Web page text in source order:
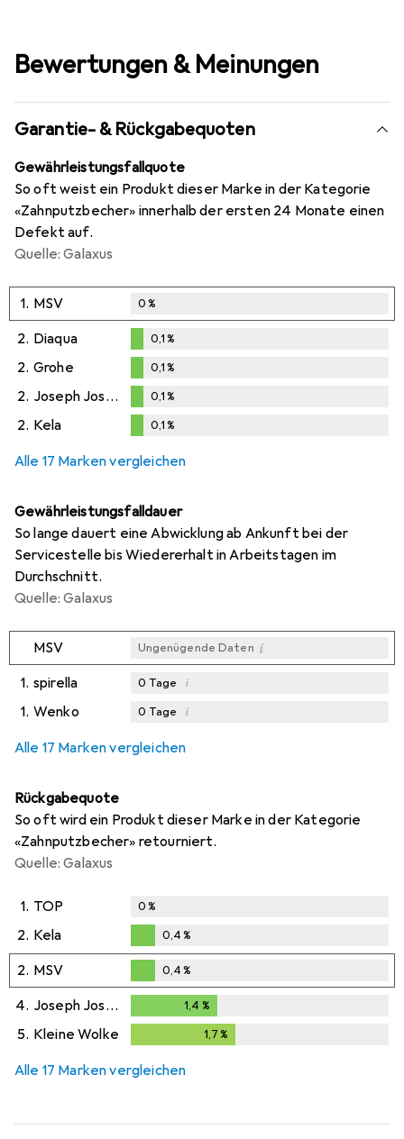
Bewertungen & Meinungen
Garantie- & Rückgabequoten
Gewährleistungsfallquote
So oft weist ein Produkt dieser Marke in der Kategorie
«Zahnputzbecher» innerhalb der ersten 24 Monate einen
Defekt auf.
Quelle: Galaxus
1. MSV 0%
2. Diaqua
%
0,1%
2. Grohe
%
0,1%
2. Joseph Joseph
%
0,1%
2. Kela 0,1%
Alle 17 Marken vergleichen
Gewährleistungsfalldauer
So lange dauert eine Abwicklung ab Ankunft bei der
Servicestelle bis Wiedererhalt in Arbeitstagen im
Durchschnitt.
Quelle: Galaxus
MSV Ungenügende Daten i
1. spirella 0 Tage i
1. Wenko 0 Tage i
Alle 17 Marken vergleichen
Rückgabequote
So oft wird ein Produkt dieser Marke in der Kategorie
«Zahnputzbecher» retourniert.
Quelle: Galaxus
1. TOP 0%
2. Kela
0,4%
0,4%
2. MSV
0,4%
0,4%
4. Joseph Joseph 1,4 %
5. Kleine Wolke 1,7 %
Alle 17 Marken vergleichen